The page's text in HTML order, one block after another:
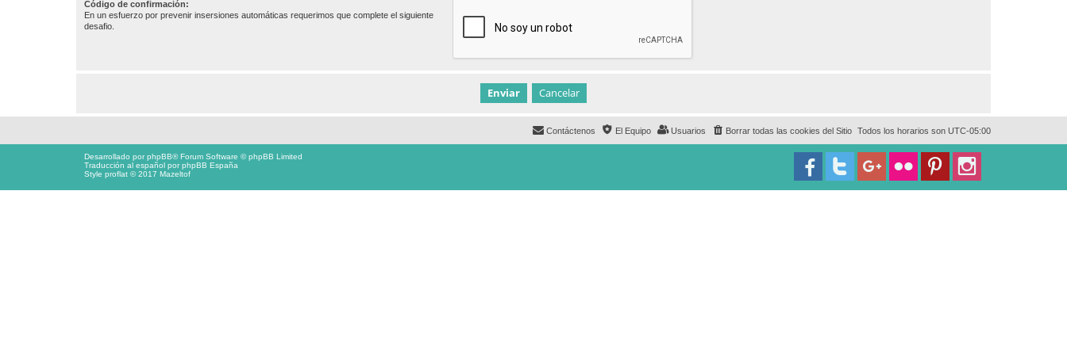
Código de confirmación:
En un esfuerzo por prevenir insersiones automáticas requerimos que complete el siguiente
desafio.
Todos los horarios son UTC-05:00
Borrar todas las cookies del Sitio
Usuarios
El Equipo
Contáctenos
Desarrollado porphpBB® Forum Software © phpBB Limited
Traducción al español porphpBB España
Style proflat © 2017 Mazeltof